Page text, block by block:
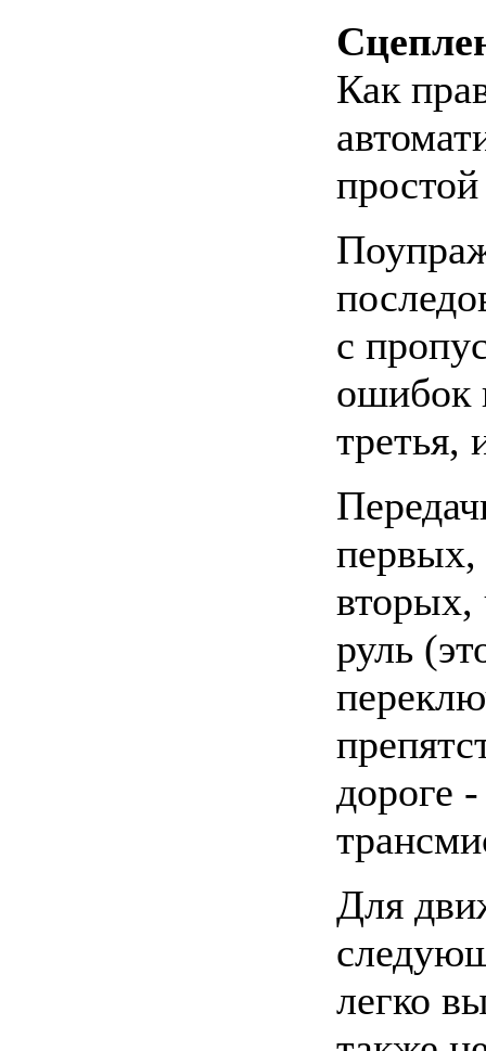
Как
с
ошибок
третья,
первых,
вторых,
руль
дороге
Для
легко